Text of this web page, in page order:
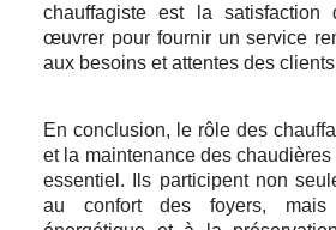
chauffagiste est la
œuvrer pour fournir un service
aux besoins et attentes des
En conclusion, le rôle des
et la maintenance des
essentiel. Ils participent non
au confort des foyers,